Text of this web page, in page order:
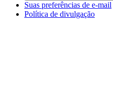
Suas preferências de e-mail
Política de divulgação